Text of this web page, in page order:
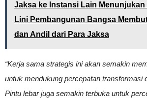
Jaksa ke Instansi Lain Menunjukan
Lini Pembangunan Bangsa
dan Andil dari Para Jaksa
“Kerja sama strategis ini akan semakin
untuk mendukung percepatan transformasi
Pintu lebar juga semakin terbuka untuk